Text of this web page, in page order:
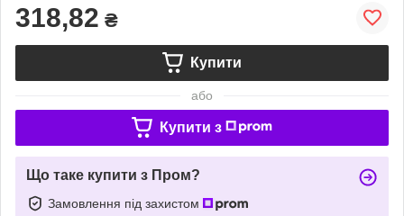
318,82 ₴
Купити
або
Купити з
Що таке купити з Пром?
Замовлення під захистом